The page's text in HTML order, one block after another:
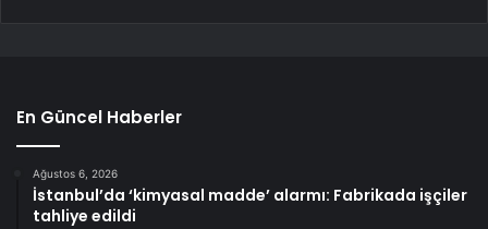
En Güncel Haberler
Ağustos 6, 2026
İstanbul’da ‘kimyasal madde’ alarmı: Fabrikada işçiler
tahliye edildi